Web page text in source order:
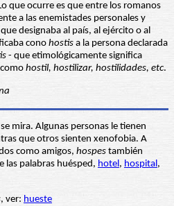
que ocurre es que entre los romanos
a las enemistades personales y
que designaba al país, al ejército o al
cono hostis a la persona declarada
- que etimológicamente significa
hostil, hostilizar, hostilidades, etc.
mira. Algunas personas le tienen
que otros sienten xenofobia. A
como amigos, hospes también
las palabras huésped, hotel, hospital,
, ver: hueste